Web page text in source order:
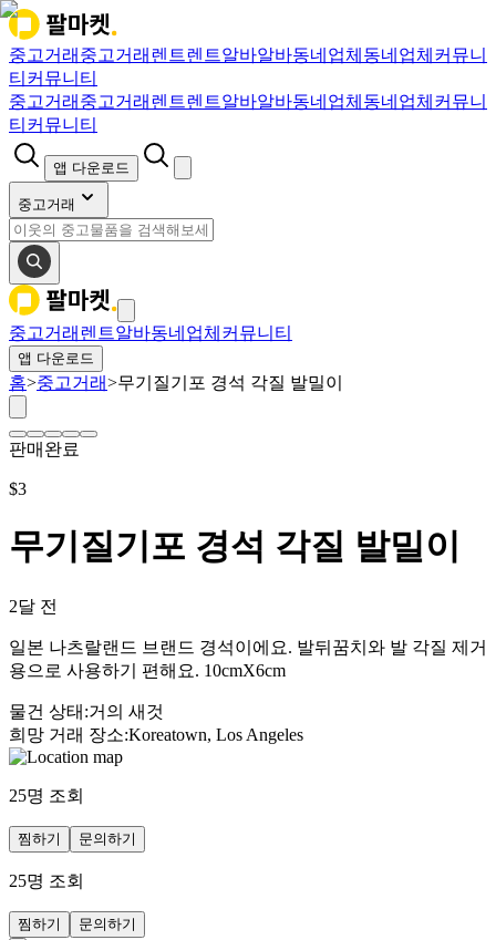
중고거래 중고거래 렌트렌트알바알바동네업체 동네업체 커뮤니
티 커뮤니티
중고거래 중고거래 렌트렌트알바알바동네업체 동네업체 커뮤니
티 커뮤니티
앱 다운로드
중고거래
중고거래 렌트알바동네업체 커뮤니티
앱 다운로드
홈>중고거래>무기질기포 경석 각질 발밀이
판매완료
$3
무기질기포 경석 각질 발밀이
2달 전
일본 나츠랄랜드 브랜드 경석이에요. 발뒤꿈치와 발 각질 제거
용으로 사용하기 편해요. 10cmX6cm
물건 상태 :거의 새것
희망 거래 장소:Koreatown, Los Angeles
25명 조회
찜하기 문의하기
25명 조회
찜하기 문의하기